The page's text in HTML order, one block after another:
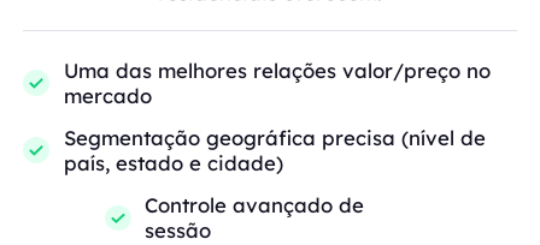
Uma das melhores relações valor/preço no
mercado
Segmentação geográfica precisa (nível de
país, estado e cidade)
Controle avançado de
sessão